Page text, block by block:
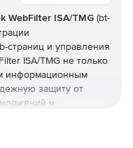
WebFilter ISA/TMG (bt-
страниц и управления
ISA/TMG не только
информационным
защиту от
и